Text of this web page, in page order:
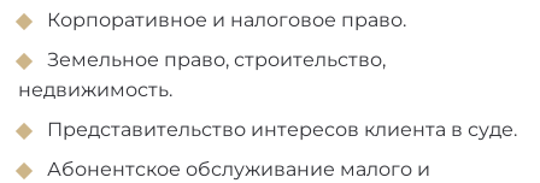
Корпоративное и налоговое право.
Земельное право, строительство,
недвижимость.
Представительство интересов клиента в суде.
Абонентское обслуживание малого и